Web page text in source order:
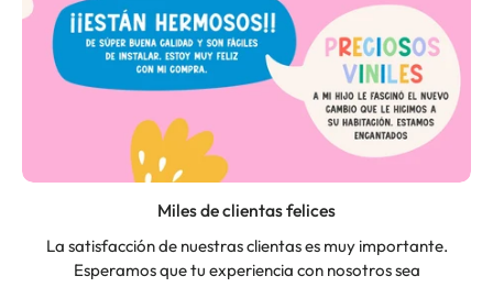
Miles de clientas felices
La satisfacción de nuestras clientas es muy importante.
Esperamos que tu experiencia con nosotros sea